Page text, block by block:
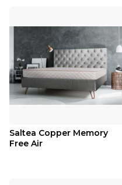
Saltea Copper Memory
Free Air